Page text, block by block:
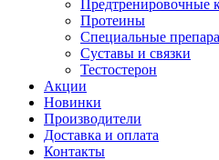
Предтренировочные
Протеины
Специальные
Суставы и связки
Тестостерон
Акции
Новинки
Производители
Доставка и оплата
Контакты